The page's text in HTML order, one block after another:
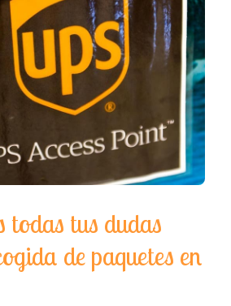
todas tus dudas
de paquetes en